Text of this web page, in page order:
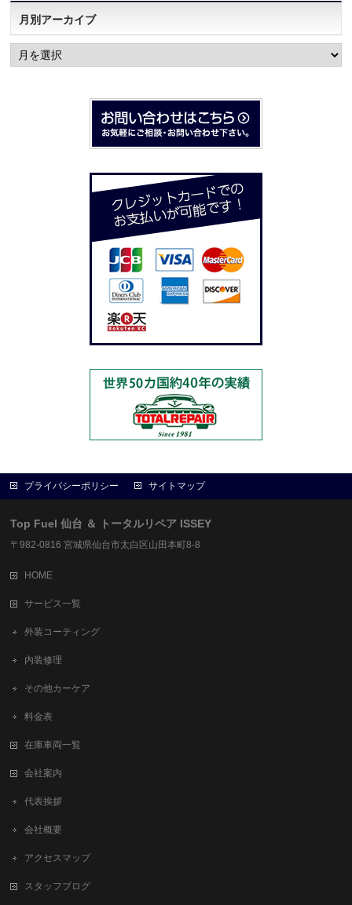
月別アーカイブ
プライバシーポリシー サイトマップ
Top Fuel 仙台 ＆ トータルリペア ISSEY
〒982-0816 宮城県仙台市太白区山田本町8-8
HOME
サービス一覧
外装コーティング
内装修理
その他カーケア
料金表
在庫車両一覧
会社案内
代表挨拶
会社概要
アクセスマップ
スタッフブログ